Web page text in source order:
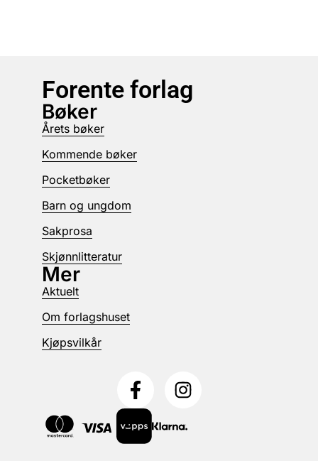
Forente forlag
Bøker
Årets bøker
Kommende bøker
Pocketbøker
Barn og ungdom
Sakprosa
Skjønnlitteratur
Mer
Aktuelt
Om forlagshuset
Kjøpsvilkår